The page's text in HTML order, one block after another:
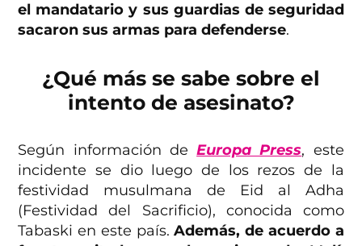
el mandatario y sus guardias de seguridad
sacaron sus armas para defenderse.
¿Qué más se sabe sobre el
intento de asesinato?
Según información deEuropa Press, este
incidente se dio luego de los rezos de la
festividad musulmana de Eid al Adha
(Festividad del Sacrificio), conocida como
Tabaski en este país.Además, de acuerdo a